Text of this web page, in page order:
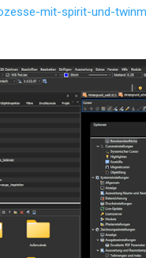
mit-spirit-und-